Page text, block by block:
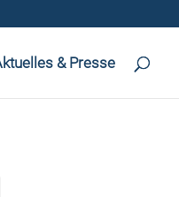
& Presse